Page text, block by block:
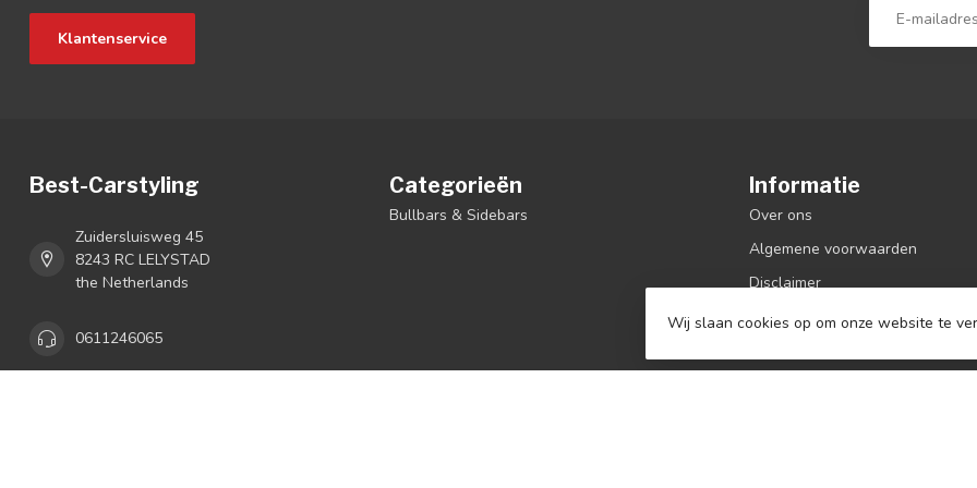
Klantenservice
Best-Carstyling
Zuidersluisweg 45
8243 RC LELYSTAD
the Netherlands
0611246065
Categorieën
Bullbars & Sidebars
Informatie
Over ons
Algemene voorwaarden
Disclaimer
Privacy Policy
Wij slaan cookies op om onze website te